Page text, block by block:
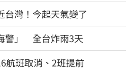
台灣！今起天氣變了
警」 全台炸雨3天
航班取消、2班提前